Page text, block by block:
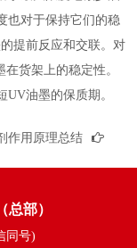
也对于保持它们的稳
提前反应和交联。对
货架上的稳定性。
油墨的保质期。
作用原理总结
总部）
同号)